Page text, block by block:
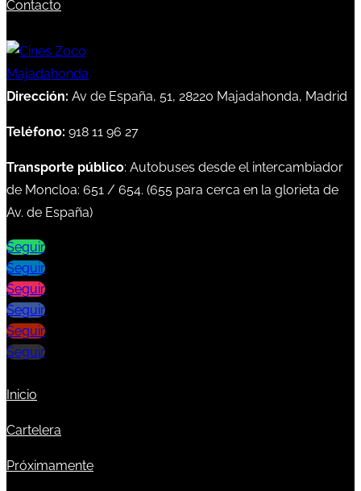
Contacto
Dirección: Av de España, 51, 28220 Majadahonda, Madrid
Teléfono: 918 11 96 27
Transporte público: Autobuses desde el intercambiador
de Moncloa: 651 / 654. (655 para cerca en la glorieta de
Av. de España)
Seguir
Seguir
Seguir
Seguir
Seguir
Seguir
Inicio
Cartelera
Próximamente